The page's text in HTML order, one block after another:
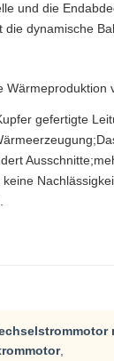
und die
die dynamische
Wärmeproduktion
gefertigte
,